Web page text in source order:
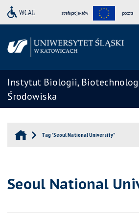
strefa projektów poczta
Instytut Biologii,
Środowiska
Tag "Seoul National University"
Seoul National